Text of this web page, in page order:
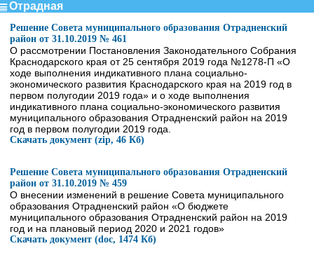
Отрадная
Решение Совета муниципального образования Отрадненский
район от 31.10.2019 № 461
О рассмотрении Постановления Законодательного Собрания
Краснодарского края от 25 сентября 2019 года №1278-П «О
ходе выполнения индикативного плана социально-
экономического развития Краснодарского края на 2019 год в
первом полугодии 2019 года» и о ходе выполнения
индикативного плана социально-экономического развития
муниципального образования Отрадненский район на 2019
год в первом полугодии 2019 года.
Скачать документ (zip, 46 Кб)
Решение Совета муниципального образования Отрадненский
район от 31.10.2019 № 459
О внесении изменений в решение Совета муниципального
образования Отрадненский район «О бюджете
муниципального образования Отрадненский район на 2019
год и на плановый период 2020 и 2021 годов»
Скачать документ (doc, 1474 Кб)